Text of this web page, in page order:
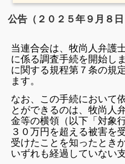
公告（２０２５年９月８日
当連合会は、牧尚人弁護
に係る調査手続を開始し
に関する規程第７条の規
ます。
なお、この手続において
とができるのは、牧尚人
金等の横領（以下「対象
３０万円を超える被害を
受けたことを知ったとき
いずれも経過していない